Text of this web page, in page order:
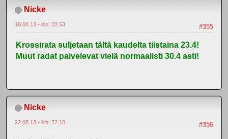
Nicke
#355
18.04.13 - klo: 22.53
Krossirata suljetaan tältä kaudelta tiistaina 23.4!
Muut radat palvelevat vielä normaalisti 30.4 asti!
Nicke
#356
22.08.13 - klo: 22.10